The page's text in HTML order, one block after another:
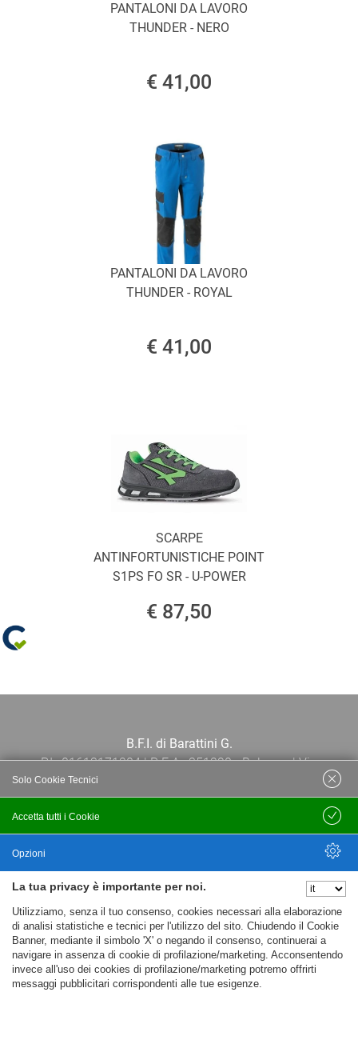
PANTALONI DA LAVORO
THUNDER - NERO
€ 41,00
PANTALONI DA LAVORO
THUNDER - ROYAL
€ 41,00
SCARPE
ANTINFORTUNISTICHE POINT
S1PS FO SR - U-POWER
€ 87,50
B.F.I. di Barattini G.
P.I.: 01613171204 | R.E.A.: 351290 - Bologna | Via
Po 13E, 40139, Bologna | Telefono: 051
444638 | Email: bfi@bfi.bo.it
Privacy policy
Cookie policy
La tua privacy è importante per noi.
Utilizziamo, senza il tuo consenso, cookies necessari alla elaborazione
di analisi statistiche e tecnici per l'utilizzo del sito. Chiudendo il Cookie
Banner, mediante il simbolo 'X' o negando il consenso, continuerai a
navigare in assenza di cookie di profilazione/marketing. Acconsentendo
invece all'uso dei cookies di profilazione/marketing potremo offrirti
messaggi pubblicitari corrispondenti alle tue esigenze.
Accetta tutti i Cookie
Solo Cookie Tecnici
Salva
Opzioni
Nascondi Opzioni